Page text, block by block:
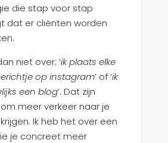
die stap voor stap
dat er cliënten worden
niet over; ‘ik plaats elke
op instagram’ of ‘ik
een blog’. Dat zijn
meer verkeer naar je
Ik heb het over een
je concreet meer